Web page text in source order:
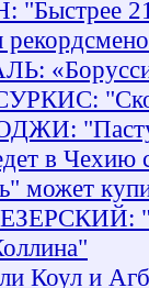
в
может
Коул и